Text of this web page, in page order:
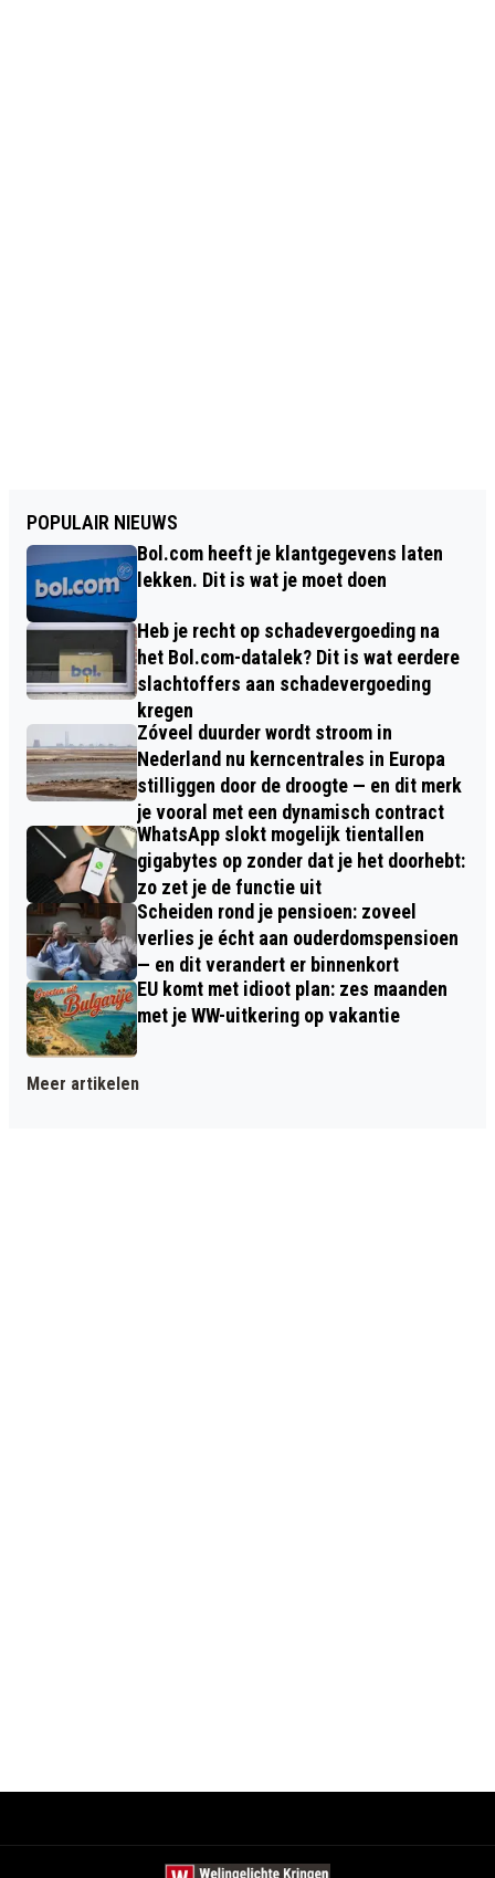
POPULAIR NIEUWS
Bol.com heeft je klantgegevens laten
lekken. Dit is wat je moet doen
Heb je recht op schadevergoeding na
het Bol.com-datalek? Dit is wat eerdere
slachtoffers aan schadevergoeding
kregen
Zóveel duurder wordt stroom in
Nederland nu kerncentrales in Europa
stilliggen door de droogte — en dit merk
je vooral met een dynamisch contract
WhatsApp slokt mogelijk tientallen
gigabytes op zonder dat je het doorhebt:
zo zet je de functie uit
Scheiden rond je pensioen: zoveel
verlies je écht aan ouderdomspensioen
— en dit verandert er binnenkort
EU komt met idioot plan: zes maanden
met je WW-uitkering op vakantie
Meer artikelen